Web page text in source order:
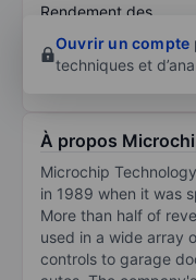
Rendement des
Ouvrir un compte
techniques et
À propos
Microchip
in 1989 when it was
More than half of
used in a wide array
controls to garage